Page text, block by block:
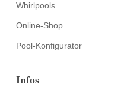
Whirlpools
Online-Shop
Pool-Konfigurator
Infos